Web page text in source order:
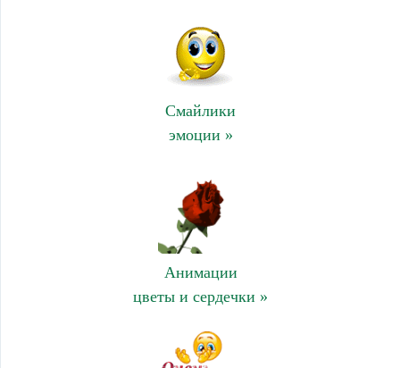
Смайлики
эмоции »
Анимации
цветы и сердечки »